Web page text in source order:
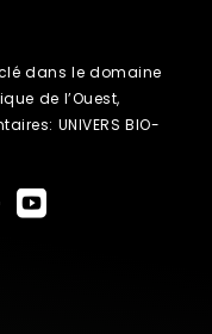
clé dans le domaine
de l’Ouest,
UNIVERS BIO-